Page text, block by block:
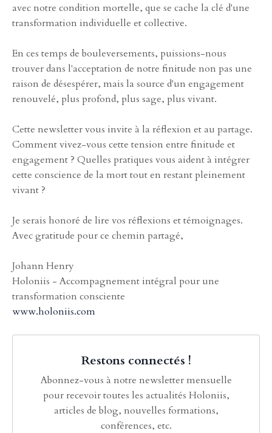
avec notre condition mortelle, que se cache la clé d'une
transformation individuelle et collective.
En ces temps de bouleversements, puissions-nous
trouver dans l'acceptation de notre finitude non pas une
raison de désespérer, mais la source d'un engagement
renouvelé, plus profond, plus sage, plus vivant.
Cette newsletter vous invite à la réflexion et au partage.
Comment vivez-vous cette tension entre finitude et
engagement ? Quelles pratiques vous aident à intégrer
cette conscience de la mort tout en restant pleinement
vivant ?
Je serais honoré de lire vos réflexions et témoignages.
Avec gratitude pour ce chemin partagé,
Johann Henry
Holoniis - Accompagnement intégral pour une
transformation consciente
www.holoniis.com
Restons connectés !
Abonnez-vous à notre newsletter mensuelle
pour recevoir toutes les actualités Holoniis,
articles de blog, nouvelles formations,
conférences, etc.